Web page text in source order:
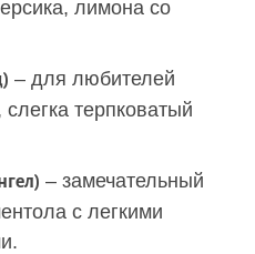
лимона со
– для любителей
терпковатый
– замечательный
с легкими